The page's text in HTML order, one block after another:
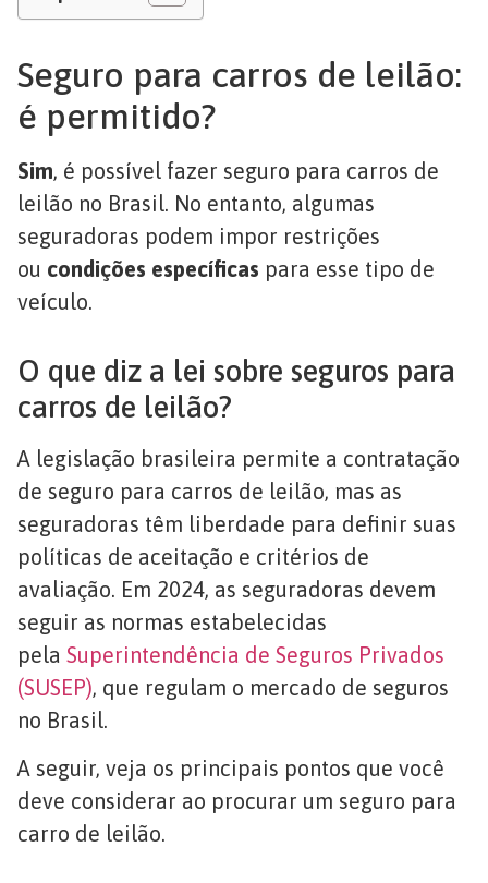
Seguro para carros de leilão:
é permitido?
Sim, é possível fazer seguro para carros de
leilão no Brasil. No entanto, algumas
seguradoras podem impor restrições
ou condições específicas para esse tipo de
veículo.
O que diz a lei sobre seguros para
carros de leilão?
A legislação brasileira permite a contratação
de seguro para carros de leilão, mas as
seguradoras têm liberdade para definir suas
políticas de aceitação e critérios de
avaliação. Em 2024, as seguradoras devem
seguir as normas estabelecidas
pela Superintendência de Seguros Privados
(SUSEP), que regulam o mercado de seguros
no Brasil.
A seguir, veja os principais pontos que você
deve considerar ao procurar um seguro para
carro de leilão.